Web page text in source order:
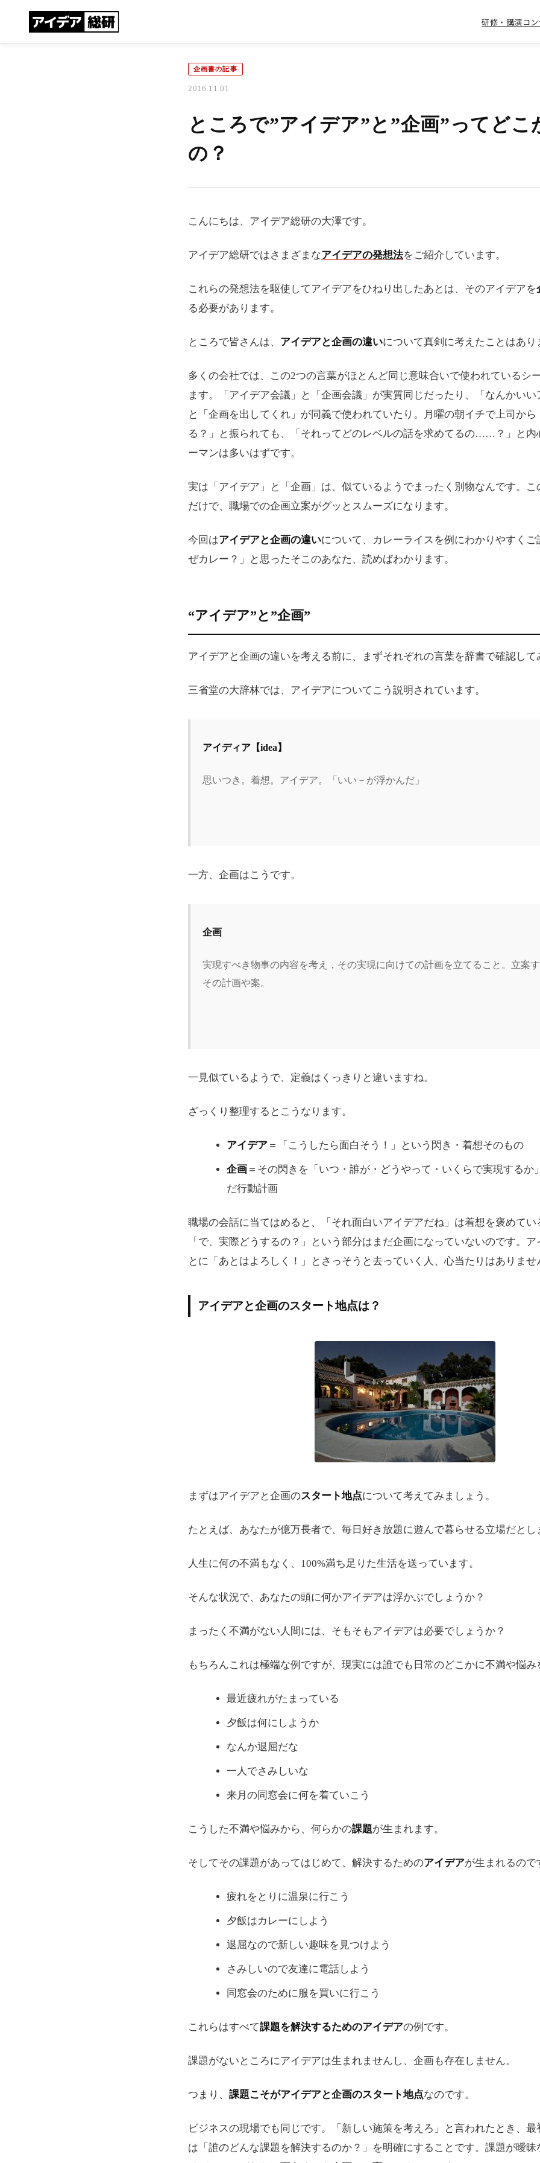
研修・講演コ
企画書の記事
2016.11.01
ところで”アイデア”と”企画”ってどこ
の？
こんにちは、アイデア総研の大澤です。
アイデア総研ではさまざまなアイデアの発想法をご紹介しています。
これらの発想法を駆使してアイデアをひねり出したあとは、そのアイデアを
る必要があります。
ところで皆さんは、 アイデアと企画の違いについて真剣に考えたことはあり
多くの会社では、この2つの言葉がほとんど同じ意味合いで使われているシ
ます。「アイデア会議」と「企画会議」が実質同じだったり、「なんかい
と「企画を出してくれ」が同義で使われていたり。月曜の朝イチで上司か
る？」と振られても、「それってどのレベルの話を求めてるの……？」と内
ーマンは多いはずです。
実は「アイデア」と「企画」は、似ているようでまったく別物なんです。
だけで、職場での企画立案がグッとスムーズになります。
今回はアイデアと企画の違いについて、カレーライスを例にわかりやすく
ぜカレー？」と思ったそこのあなた、読めばわかります。
“アイデア”と”企画”
アイデアと企画の違いを考える前に、まずそれぞれの言葉を辞書で確認して
三省堂の大辞林では、アイデアについてこう説明されています。
アイディア【idea】
思いつき。着想。アイデア。「いい－が浮かんだ」
一方、企画はこうです。
企画
実現すべき物事の内容を考え，その実現に向けての計画を立てること。立案
その計画や案。
一見似ているようで、定義はくっきりと違いますね。
ざっくり整理するとこうなります。
アイデア ＝「こうしたら面白そう！」という閃き・着想そのもの
企画 ＝その閃きを「いつ・誰が・どうやって・いくらで実現するか
だ行動計画
職場の会話に当てはめると、「それ面白いアイデアだね」は着想を褒めて
「で、実際どうするの？」という部分はまだ企画になっていないのです。
とに「あとはよろしく！」とさっそうと去っていく人、心当たりはありませ
アイデアと企画のスタート地点は？
まずはアイデアと企画のスタート地点について考えてみましょう。
たとえば、あなたが億万長者で、毎日好き放題に遊んで暮らせる立場だとし
人生に何の不満もなく、100%満ち足りた生活を送っています。
そんな状況で、あなたの頭に何かアイデアは浮かぶでしょうか？
まったく不満がない人間には、そもそもアイデアは必要でしょうか？
もちろんこれは極端な例ですが、現実には誰でも日常のどこかに不満や悩
最近疲れがたまっている
夕飯は何にしようか
なんか退屈だな
一人でさみしいな
来月の同窓会に何を着ていこう
こうした不満や悩みから、何らかの課題が生まれます。
そしてその課題があってはじめて、解決するためのアイデアが生まれるので
疲れをとりに温泉に行こう
夕飯はカレーにしよう
退屈なので新しい趣味を見つけよう
さみしいので友達に電話しよう
同窓会のために服を買いに行こう
これらはすべて課題を解決するためのアイデアの例です。
課題がないところにアイデアは生まれませんし、企画も存在しません。
つまり、 課題こそがアイデアと企画のスタート地点なのです。
ビジネスの現場でも同じです。「新しい施策を考えろ」と言われたとき、
は「誰のどんな課題を解決するのか？」を明確にすることです。課題が曖